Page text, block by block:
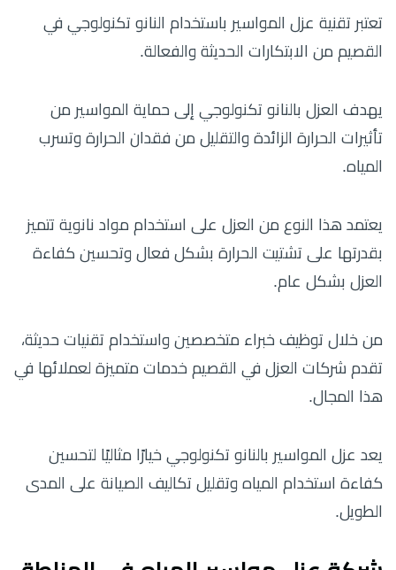
تعتبر تقنية عزل المواسير باستخدام النانو تكنولوجي في
القصيم من الابتكارات الحديثة والفعالة.
يهدف العزل بالنانو تكنولوجي إلى حماية المواسير من
تأثيرات الحرارة الزائدة والتقليل من فقدان الحرارة وتسرب
المياه.
يعتمد هذا النوع من العزل على استخدام مواد نانوية تتميز
بقدرتها على تشتيت الحرارة بشكل فعال وتحسين كفاءة
العزل بشكل عام.
من خلال توظيف خبراء متخصصين واستخدام تقنيات حديثة،
تقدم شركات العزل في القصيم خدمات متميزة لعملائها في
هذا المجال.
يعد عزل المواسير بالنانو تكنولوجي خيارًا مثاليًا لتحسين
كفاءة استخدام المياه وتقليل تكاليف الصيانة على المدى
الطويل.